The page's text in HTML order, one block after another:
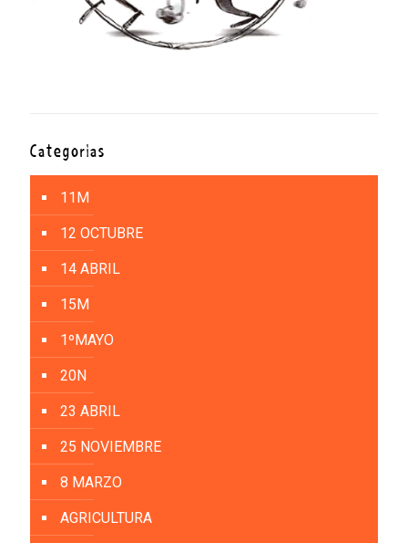
Categorías
11M
12 OCTUBRE
14 ABRIL
15M
1ºMAYO
20N
23 ABRIL
25 NOVIEMBRE
8 MARZO
AGRICULTURA